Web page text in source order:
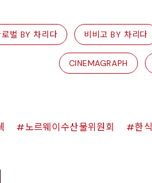
로벌 BY 차리다 비비고 BY 차리다
CINEMAGRAPH
노르웨이수산물위원회 한식